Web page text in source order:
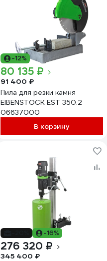
-12%
80 135 ₽
91 400 ₽
Пила для резки камня
EIBENSTOCK EST 350.2
06637000
В корзину
-16%
276 320 ₽
345 400 ₽